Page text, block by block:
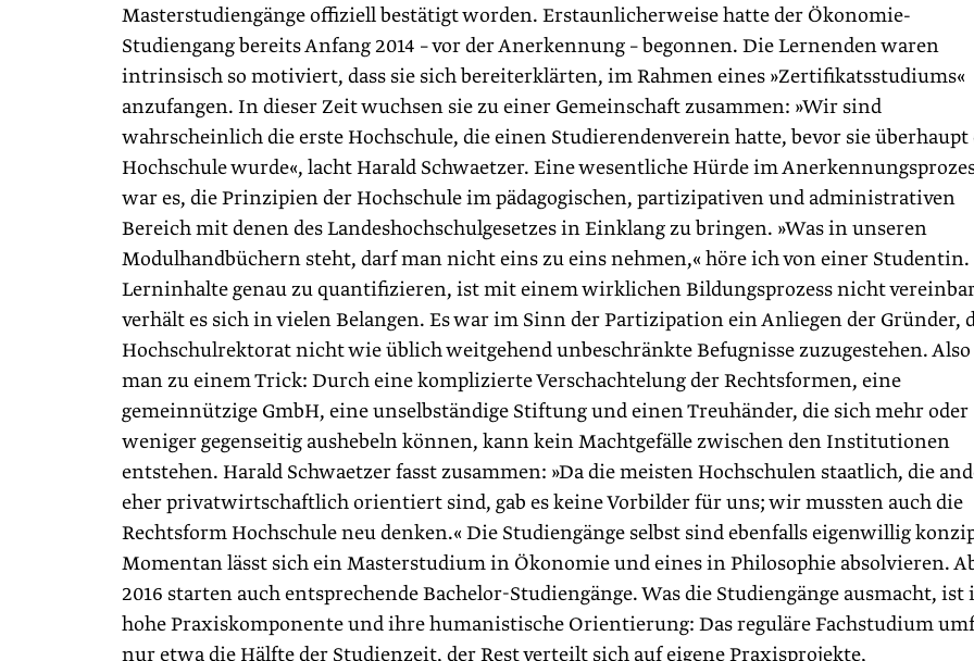
Masterstudiengänge offiziell bestätigt worden. Erstaunlicherweise hatte der Ökonomie-
Studiengang bereits Anfang 2014 – vor der Anerkennung – begonnen. Die Lernenden waren
intrinsisch so motiviert, dass sie sich bereiterklärten, im Rahmen eines »Zertifikatsstudiums«
anzufangen. In dieser Zeit wuchsen sie zu einer Gemeinschaft zusammen: »Wir sind
wahrscheinlich die erste Hochschule, die einen Studierenden­verein hatte, bevor sie überhaupt
Hochschule wurde«, lacht Harald Schwaetzer. Eine wesentliche Hürde im
war es, die Prinzipien der Hochschule im pädagogischen, partizipativen und administrativen
Bereich mit denen des Landeshochschulgesetzes in Einklang zu bringen. »Was in unseren
Modulhandbüchern steht, darf man nicht eins zu eins nehmen,« höre ich von einer Studentin.
Lerninhalte genau zu quantifizieren, ist mit einem wirklichen Bildungsprozess nicht
verhält es sich in vielen Belangen. Es war im Sinn der Partizipation ein Anliegen der Gründer,
Hochschulrektorat nicht wie üblich weitgehend unbeschränkte Befugnisse zuzugestehen.
man zu einem Trick: Durch eine komplizierte Verschachtelung der ­Rechtsformen, eine
gemeinnützige GmbH, eine unselbständige Stiftung und einen Treuhänder, die sich mehr oder
weniger gegenseitig aushebeln können, kann kein Machtgefälle zwischen den Institutionen
entstehen. Harald Schwaetzer fasst zusammen: »Da die meisten Hochschulen staatlich, die
eher privatwirtschaftlich orientiert sind, gab es keine Vorbilder für uns; wir mussten auch die
Rechtsform Hochschule neu denken.« Die Studiengänge selbst sind ebenfalls eigenwillig
Momentan lässt sich ein Masterstudium in Ökonomie und eines in Philosophie absolvieren.
2016 starten auch entsprechende Bachelor-Studiengänge. Was die Studiengänge ausmacht, ist
hohe Praxiskomponente und ihre humanistische Orientierung: Das reguläre Fachstudium
nur etwa die Hälfte der Studienzeit, der Rest verteilt sich auf eigene Praxisprojekte,